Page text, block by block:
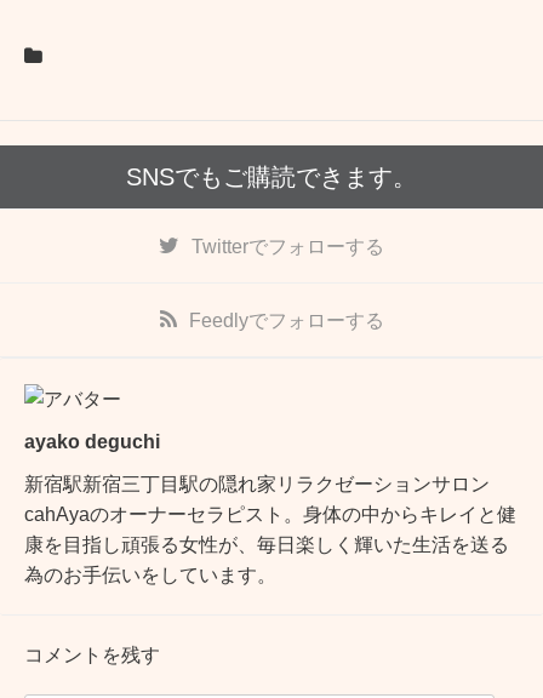
SNSでもご購読できます。
Twitterでフォローする
Feedlyでフォローする
ayako deguchi
新宿駅新宿三丁目駅の隠れ家リラクゼーションサロン
cahAyaのオーナーセラピスト。身体の中からキレイと健
康を目指し頑張る女性が、毎日楽しく輝いた生活を送る
為のお手伝いをしています。
コメントを残す